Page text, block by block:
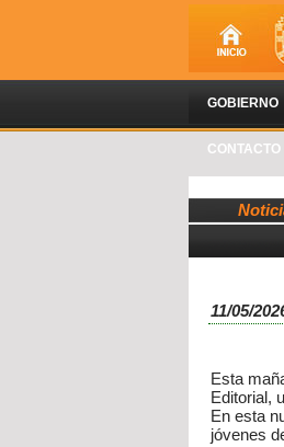
GOBIERNO
CONTACTO
11/05/
Esta
Editorial,
En esta
jóvenes